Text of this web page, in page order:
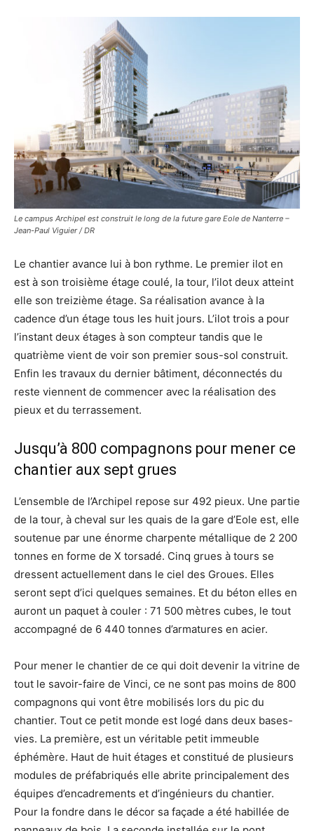
Le campus Archipel est construit le long de la future gare Eole de Nanterre –
Jean-Paul Viguier / DR
Le chantier avance lui à bon rythme. Le premier ilot en
est à son troisième étage coulé, la tour, l’ilot deux atteint
elle son treizième étage. Sa réalisation avance à la
cadence d’un étage tous les huit jours. L’ilot trois a pour
l’instant deux étages à son compteur tandis que le
quatrième vient de voir son premier sous-sol construit.
Enfin les travaux du dernier bâtiment, déconnectés du
reste viennent de commencer avec la réalisation des
pieux et du terrassement.
Jusqu’à 800 compagnons pour mener ce
chantier aux sept grues
L’ensemble de l’Archipel repose sur 492 pieux. Une partie
de la tour, à cheval sur les quais de la gare d’Eole est, elle
soutenue par une énorme charpente métallique de 2 200
tonnes en forme de X torsadé. Cinq grues à tours se
dressent actuellement dans le ciel des Groues. Elles
seront sept d’ici quelques semaines. Et du béton elles en
auront un paquet à couler : 71 500 mètres cubes, le tout
accompagné de 6 440 tonnes d’armatures en acier.
Pour mener le chantier de ce qui doit devenir la vitrine de
tout le savoir-faire de Vinci, ce ne sont pas moins de 800
compagnons qui vont être mobilisés lors du pic du
chantier. Tout ce petit monde est logé dans deux bases-
vies. La première, est un véritable petit immeuble
éphémère. Haut de huit étages et constitué de plusieurs
modules de préfabriqués elle abrite principalement des
équipes d’encadrements et d’ingénieurs du chantier.
Pour la fondre dans le décor sa façade a été habillée de